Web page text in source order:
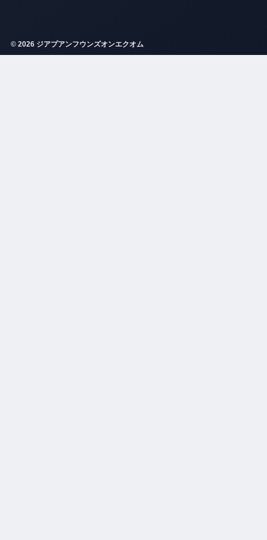
© 2026 ジアプアンフウンズオンエクオム